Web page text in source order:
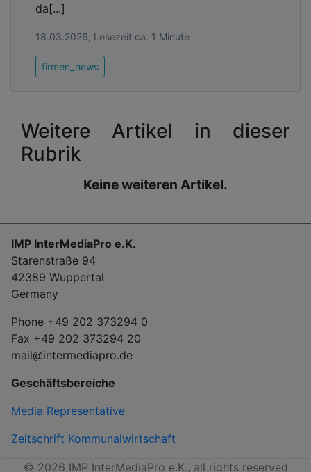
da[...]
18.03.2026, Lesezeit ca. 1 Minute
firmen_news
Weitere Artikel in dieser
Rubrik
Keine weiteren Artikel.
IMP InterMediaPro e.K.
Starenstraße 94
42389 Wuppertal
Germany
Phone +49 202 373294 0
Fax +49 202 373294 20
mail@intermediapro.de
Geschäftsbereiche
Media Representative
Zeitschrift Kommunalwirtschaft
© 2026 IMP InterMediaPro e.K., all rights reserved